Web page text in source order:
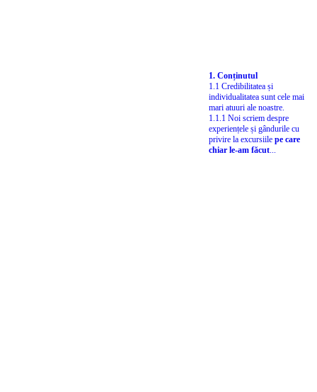
1. Conținutul
1.1 Credibilitatea și
individualitatea sunt cele mai
mari atuuri ale noastre.
1.1.1 Noi scriem despre
experiențele și gândurile cu
privire la excursiile pe care
chiar le-am făcut...